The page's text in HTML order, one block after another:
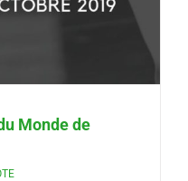
Monde de